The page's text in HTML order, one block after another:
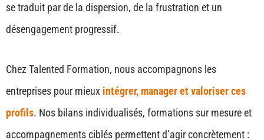
se traduit par de la dispersion, de la frustration et un
désengagement progressif.
Chez Talented Formation, nous accompagnons les
entreprises pour mieux intégrer, manager et valoriser ces
profils. Nos bilans individualisés, formations sur mesure et
accompagnements ciblés permettent d’agir concrètement :